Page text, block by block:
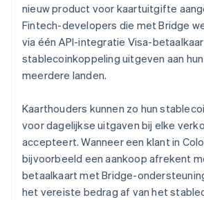
nieuw product voor kaartuitgifte
Fintech-developers die met Bridge
via één API-integratie Visa-
stablecoinkoppeling uitgeven aan
meerdere landen.
Kaarthouders kunnen zo hun
voor dagelijkse uitgaven bij elke
accepteert. Wanneer een klant in
bijvoorbeeld een aankoop afrekent
betaalkaart met Bridge-
het vereiste bedrag af van het
Finland
EnglishSvenska
Frankrijk
Français English
Gibraltar
English
English
Hongarije
English
Hongkong SAR, China
English简体中文
Ierland
English